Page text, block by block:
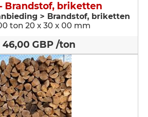
Brandstof, briketten
> Brandstof, briketten
ton 20 x 30 x 00 mm
46,00 GBP /ton